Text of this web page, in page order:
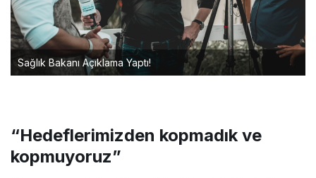
Sağlık Bakanı Açıklama Yaptı!
“Hedeflerimizden kopmadık ve
kopmuyoruz”